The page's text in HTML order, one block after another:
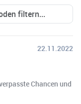
22.11.2022
Chancen und